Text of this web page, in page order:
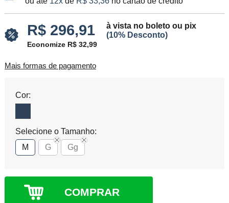
R$ 296,91
à vista no boleto ou pix
(10% Desconto)
Economize R$ 32,99
Mais formas de pagamento
Cor:
Selecione o Tamanho:
M
G Gg
COMPRAR